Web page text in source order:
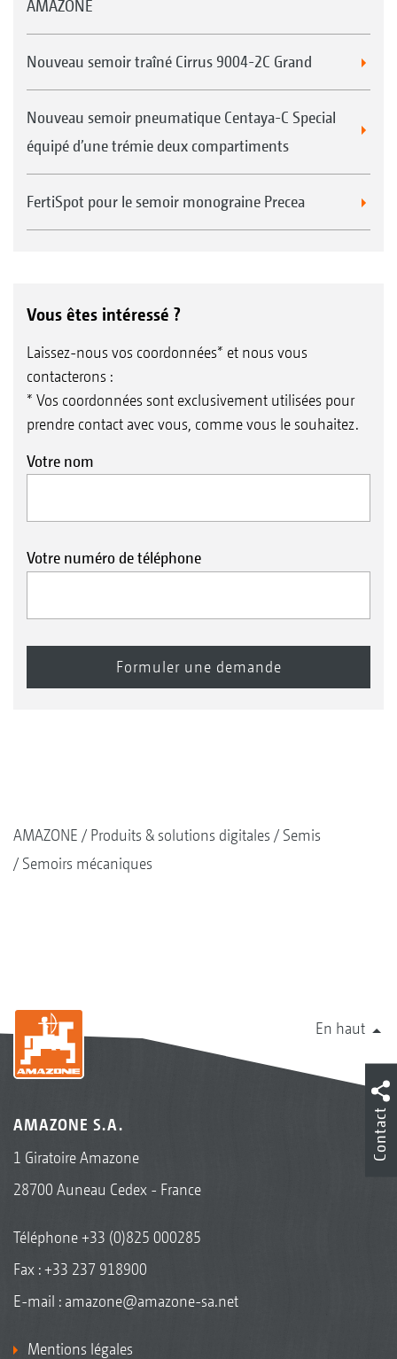
AMAZONE
Nouveau semoir traîné Cirrus 9004-2C Grand
Nouveau semoir pneumatique Centaya-C Special
équipé d’une trémie deux compartiments
FertiSpot pour le semoir monograine Precea
Vous êtes intéressé ?
Laissez-nous vos coordonnées* et nous vous
contacterons :
* Vos coordonnées sont exclusivement utilisées pour
prendre contact avec vous, comme vous le souhaitez.
Votre nom
Votre numéro de téléphone
AMAZONE Produits & solutions digitales
Semis
Semoirs mécaniques
En haut
AMAZONE S.A.
1 Giratoire Amazone
28700 Auneau Cedex - France
Téléphone+33 (0)825 000285
Fax : +33 237 918900
E-mail : amazone@amazone-sa.net
Mentions légales
Contact